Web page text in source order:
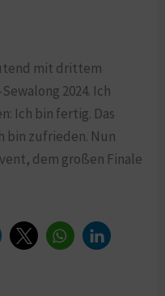
mit drittem
2024. Ich
Ich bin fertig. Das
bin zufrieden. Nun
dem großen Finale